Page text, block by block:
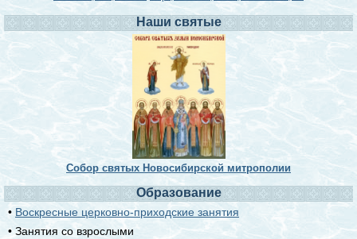
Наши святые
Собор святых Новосибирской митрополии
Образование
• Воскресные церковно-приходские занятия
• Занятия со взрослыми